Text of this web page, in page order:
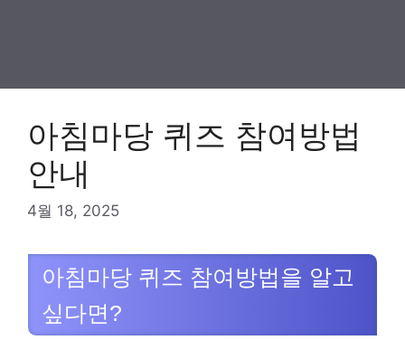
아침마당 퀴즈 참여방법
안내
4월 18, 2025
아침마당 퀴즈 참여방법을 알고
싶다면?